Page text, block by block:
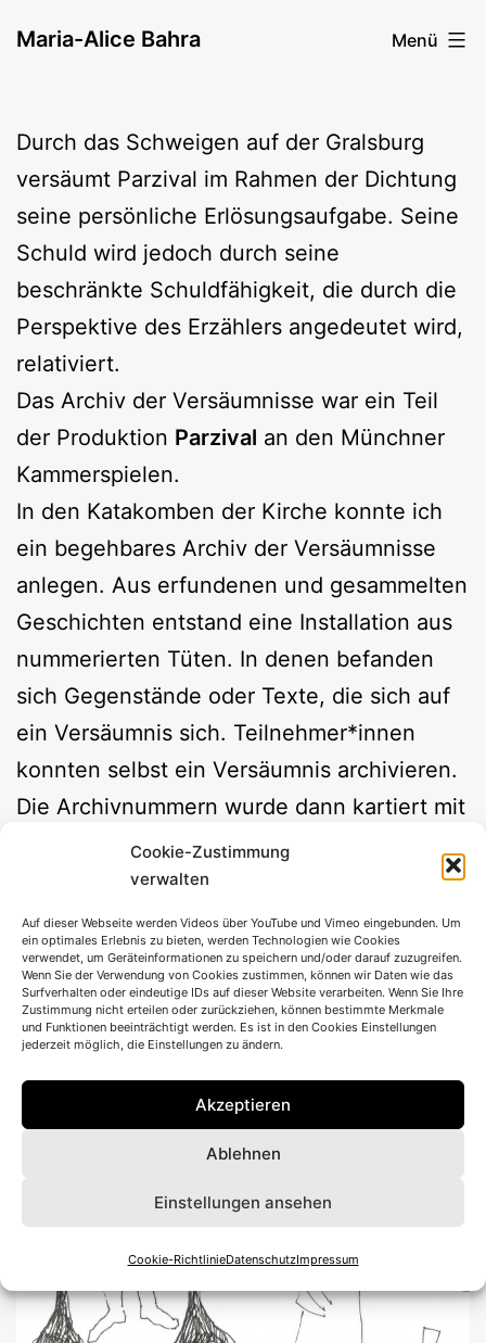
Cookie-Zustimmung
verwalten
Auf dieser Webseite werden Videos über YouTube und Vimeo eingebunden. Um
ein optimales Erlebnis zu bieten, werden Technologien wie Cookies
verwendet, um Geräteinformationen zu speichern und/oder darauf zuzugreifen.
Wenn Sie der Verwendung von Cookies zustimmen, können wir Daten wie das
Surfverhalten oder eindeutige IDs auf dieser Website verarbeiten. Wenn Sie Ihre
Zustimmung nicht erteilen oder zurückziehen, können bestimmte Merkmale
und Funktionen beeinträchtigt werden. Es ist in den Cookies Einstellungen
jederzeit möglich, die Einstellungen zu ändern.
Akzeptieren
Ablehnen
Einstellungen ansehen
Cookie-RichtlinieDatenschutzImpressum
Inhalt
Maria-Alice Bahra Menü
Durch das Schweigen auf der Gralsburg
versäumt Parzival im Rahmen der Dichtung
seine persönliche Erlösungsaufgabe. Seine
Schuld wird jedoch durch seine
beschränkte Schuldfähigkeit, die durch die
Perspektive des Erzählers angedeutet wird,
relativiert.
Das Archiv der Versäumnisse war ein Teil
der Produktion Parzival an den Münchner
Kammerspielen.
In den Katakomben der Kirche konnte ich
ein begehbares Archiv der Versäumnisse
anlegen. Aus erfundenen und gesammelten
Geschichten entstand eine Installation aus
nummerierten Tüten. In denen befanden
sich Gegenstände oder Texte, die sich auf
ein Versäumnis sich. Teilnehmer*innen
konnten selbst ein Versäumnis archivieren.
Die Archivnummern wurde dann kartiert mit
einer Überschrift, so dass die
verschiedenen Versäumnisse untereinander
kommuniziert werden konnten.